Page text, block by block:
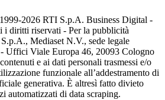
2026 RTI S.p.A. Business Digital -
i diritti riservati - Per la pubblicità
Mediaset N.V., sede legale
- Uffici Viale Europa 46, 20093 Cologno
e ai dati personali trasmessi e/o
funzionale all’addestramento di
generativa. È altresì fatto divieto
automatizzati di data scraping.